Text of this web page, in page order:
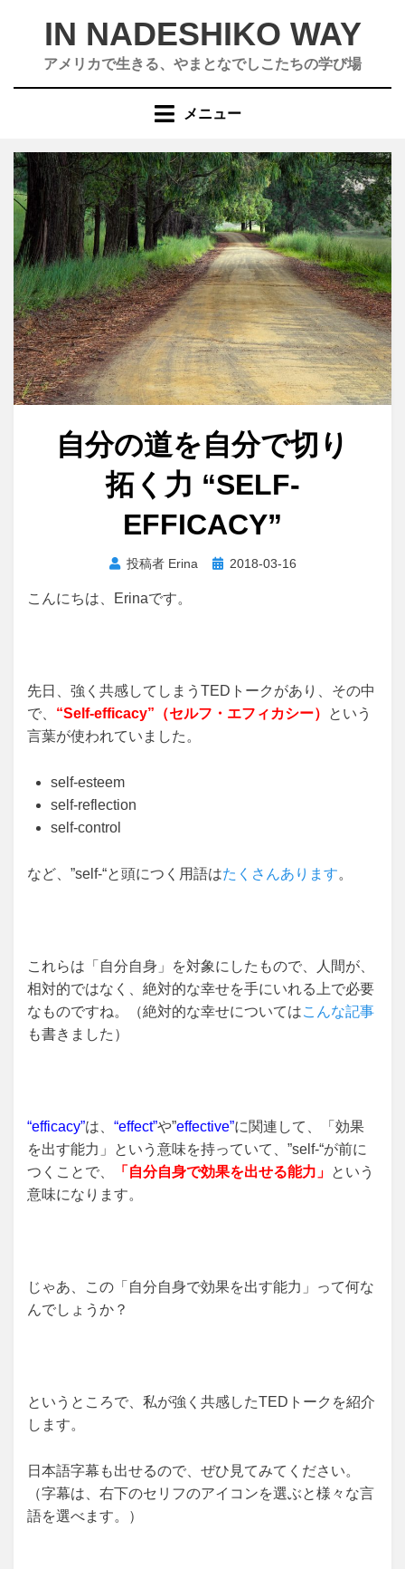
IN NADESHIKO WAY
アメリカで生きる、やまとなでしこたちの学び場
メニュー
自分の道を自分で切り
拓く力 “SELF-
EFFICACY”
投稿者 Erina
投 2018-03-16
こんにちは、Erinaです。
先日、強く共感してしまうTEDトークがあり、その中
で、 “Self-efficacy”（セルフ・エフィカシー）
という
言葉が使われていました。
self-esteem
self-reflection
self-control
など、”self-“と頭につく用語はたくさんあります。
これらは「自分自身」を対象にしたもので、人間が、
相対的ではなく、絶対的な幸せを手にいれる上で必要
なものですね。（絶対的な幸せについてはこんな記事
も書きました）
“efficacy”は、 “effect”や”effective”に関連して、「効果
を出す能力」という意味を持っていて、”self-“が前に
つくことで、
「自分自身で効果を出せる能力」 という
意味になります。
じゃあ、この「自分自身で効果を出す能力」って何な
んでしょうか？
というところで、私が強く共感したTEDトークを紹介
します。
日本語字幕も出せるので、ぜひ見てみてください。
（字幕は、右下のセリフのアイコンを選ぶと様々な言
語を選べます。）